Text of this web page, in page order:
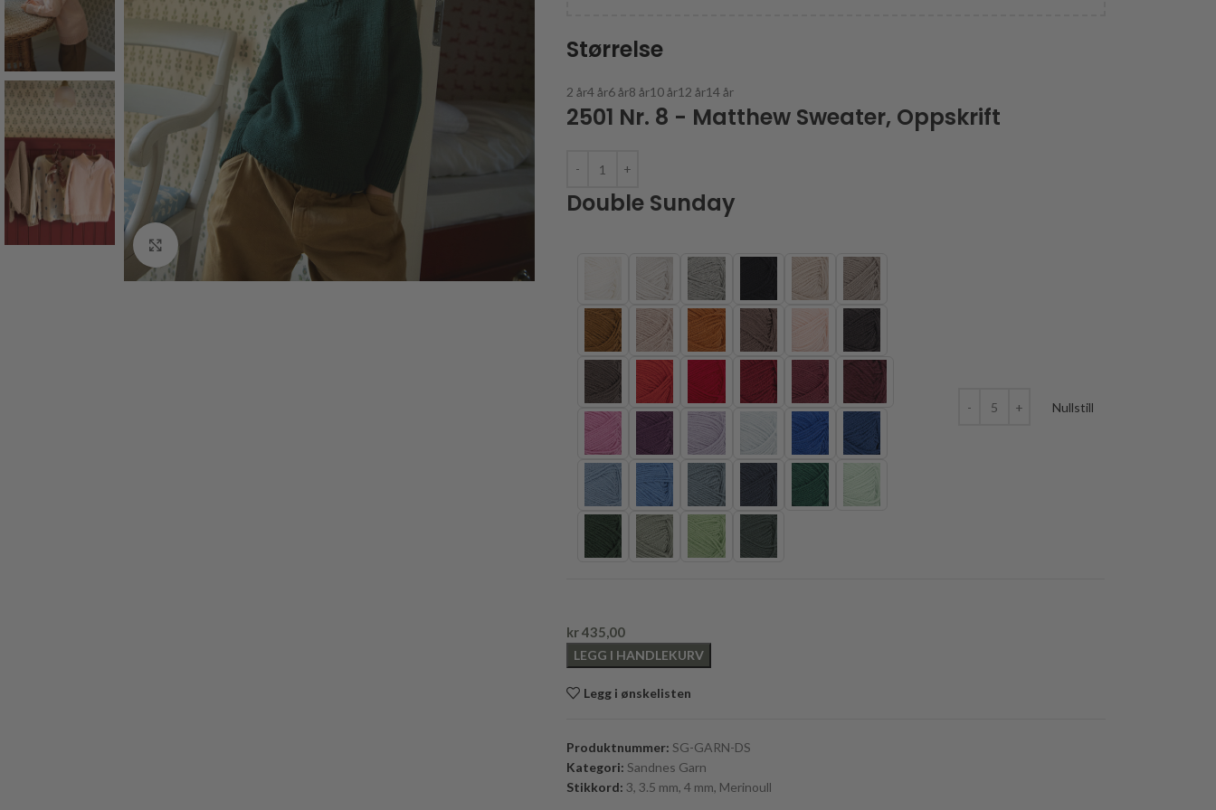
Click to enlarge
Størrelse
2 år4 år6 år8 år10 år12 år14 år
2501 Nr. 8 - Matthew Sweater, Oppskrift
Double Sunday
Nullstill
kr435,00
LEGG I HANDLEKURV
Legg i ønskelisten
Produktnummer: SG-GARN-DS
Kategori: Sandnes Garn
Stikkord: 3, 3.5 mm, 4 mm, Merinoull